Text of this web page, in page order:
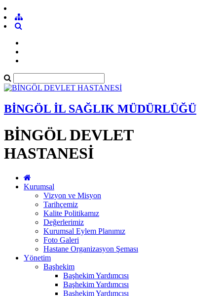
BİNGÖL İL SAĞLIK MÜDÜRLÜĞÜ
BİNGÖL DEVLET
HASTANESİ
Kurumsal
Vizyon ve Misyon
Tarihçemiz
Kalite Politikamız
Değerlerimiz
Kurumsal Eylem Planımız
Foto Galeri
Hastane Organizasyon Şeması
Yönetim
Başhekim
Başhekim Yardımcısı
Başhekim Yardımcısı
Başhekim Yardımcısı